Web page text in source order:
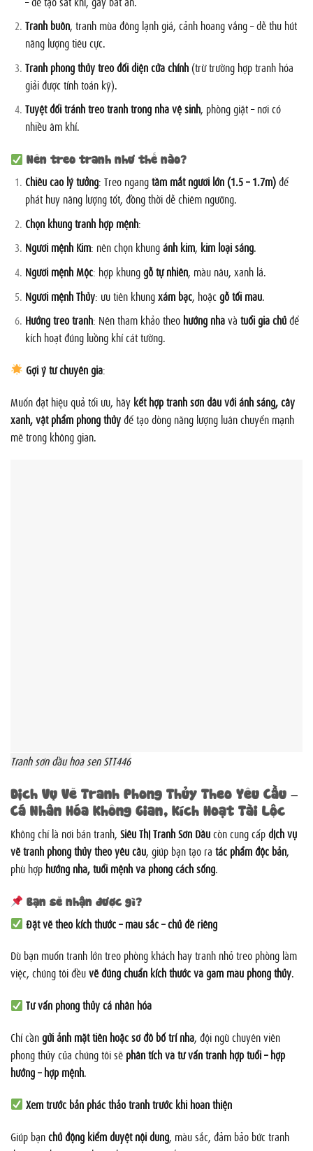
Tranh buồn, tranh mùa đông lạnh giá, cảnh hoang vắng – dễ thu hút
năng lượng tiêu cực.
Tranh phong thủy treo đối diện cửa chính(trừ trường hợp tranh hóa
giải được tính toán kỹ).
Tuyệt đối tránh treo tranh trong nhà vệ sinh, phòng giặt – nơi có
nhiều âm khí.
Nên treo tranh như thế nào?
Chiều cao lý tưởng: Treo ngangtầm mắt người lớn (1.5 – 1.7m)để
phát huy năng lượng tốt, đồng thời dễ chiêm ngưỡng.
Chọn khung tranh hợp mệnh:
Người mệnh Kim: nên chọn khungánh kim, kim loại sáng.
Người mệnh Mộc: hợp khunggỗ tự nhiên, màu nâu, xanh lá.
Người mệnh Thủy: ưu tiên khungxám bạc, hoặc gỗ tối màu.
Hướng treo tranh: Nên tham khảo theo hướng nhàvà tuổi gia chủđể
kích hoạt đúng luồng khí cát tường.
Gợi ý từ chuyên gia:
Muốn đạt hiệu quả tối ưu, hãy kết hợp tranh sơn dầu với ánh sáng, cây
xanh, vật phẩm phong thủyđể tạo dòng năng lượng luân chuyển mạnh
mẽ trong không gian.
Tranh sơn dầu hoa sen STT446
Dịch Vụ Vẽ Tranh Phong Thủy Theo Yêu Cầu –
Cá Nhân Hóa Không Gian, Kích Hoạt Tài Lộc
Không chỉ là nơi bán tranh, Siêu Thị Tranh Sơn Dầucòn cung cấpdịch vụ
vẽ tranh phong thủy theo yêu cầu, giúp bạn tạo ra tác phẩm độc bản,
phù hợp hướng nhà, tuổi mệnh và phong cách sống.
Bạn sẽ nhận được gì?
Đặt vẽ theo kích thước – màu sắc – chủ đề riêng
Dù bạn muốn tranh lớn treo phòng khách hay tranh nhỏ treo phòng làm
việc, chúng tôi đềuvẽ đúng chuẩn kích thước và gam màu phong thủy.
Tư vấn phong thủy cá nhân hóa
Chỉ cầngửi ảnh mặt tiền hoặc sơ đồ bố trí nhà, đội ngũ chuyên viên
phong thủy của chúng tôi sẽ phân tích và tư vấn tranh hợp tuổi – hợp
hướng – hợp mệnh.
Xem trước bản phác thảo tranh trước khi hoàn thiện
Giúp bạnchủ động kiểm duyệt nội dung, màu sắc, đảm bảo bức tranh